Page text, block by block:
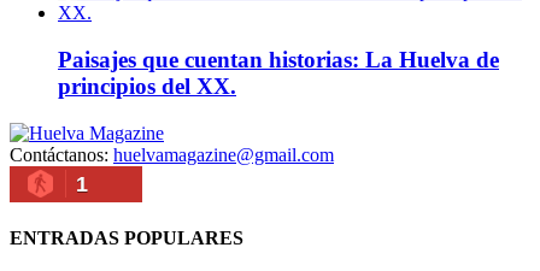
Paisajes que cuentan historias: La Huelva de
principios del XX.
Contáctanos: huelvamagazine@gmail.com
1
ENTRADAS POPULARES